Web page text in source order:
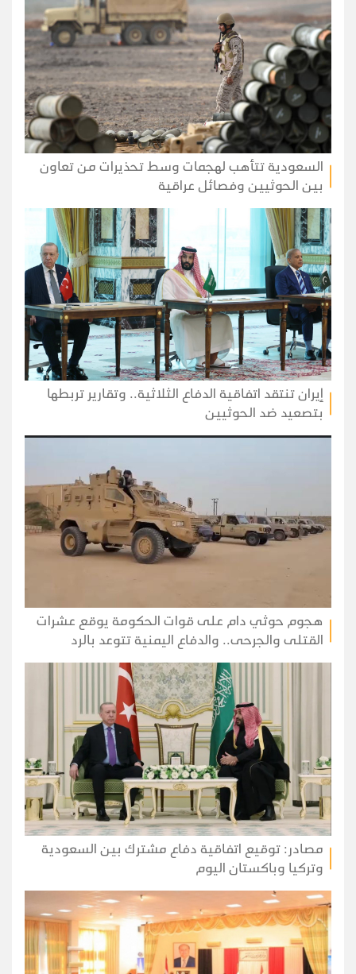
السعودية تتأهب لهجمات وسط تحذيرات من تعاون
بين الحوثيين وفصائل عراقية
إيران تنتقد اتفاقية الدفاع الثلاثية.. وتقارير تربطها
بتصعيد ضد الحوثيين
هجوم حوثي دام على قوات الحكومة يوقع عشرات
القتلى والجرحى.. والدفاع اليمنية تتوعد بالرد
مصادر: توقيع اتفاقية دفاع مشترك بين السعودية
وتركيا وباكستان اليوم